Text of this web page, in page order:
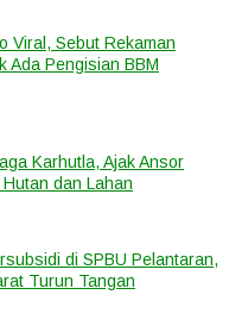
Viral, Sebut Rekaman
Ada Pengisian BBM
Karhutla, Ajak Ansor
dan Lahan
di SPBU Pelantaran,
Turun Tangan